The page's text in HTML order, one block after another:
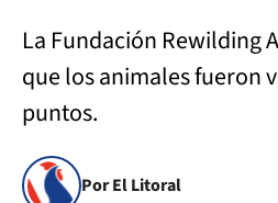
La Fundación Rewilding
que los animales fueron
puntos.
Por El Litoral